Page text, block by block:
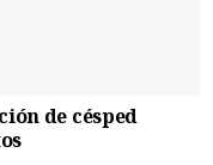
de césped